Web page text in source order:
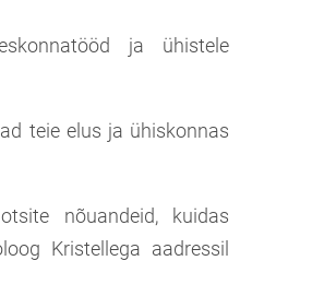
ja ühistele
teie elus ja ühiskonnas
nõuandeid, kuidas
Kristellega aadressil